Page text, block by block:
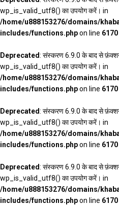
wp_is_valid_utf8() का उपयोग करें। in
/home/u888153276/domains/
includes/functions.phpon line 6170
Deprecated: संस्करण 6.9.0 के बाद से
wp_is_valid_utf8() का उपयोग करें। in
/home/u888153276/domains/
includes/functions.phpon line 6170
Deprecated: संस्करण 6.9.0 के बाद से
wp_is_valid_utf8() का उपयोग करें। in
/home/u888153276/domains/
includes/functions.phpon line 6170
Deprecated: संस्करण 6.9.0 के बाद से
wp_is_valid_utf8() का उपयोग करें। in
/home/u888153276/domains/
includes/functions.phpon line 6170